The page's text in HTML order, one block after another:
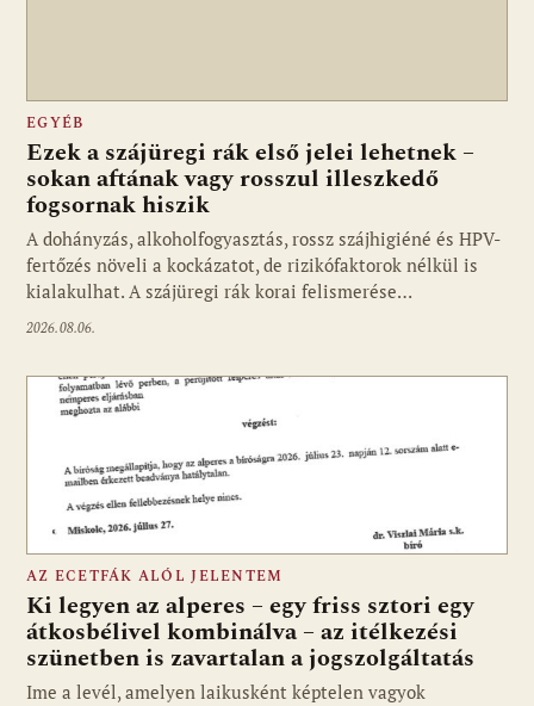
EGYÉB
Ezek a szájüregi rák első jelei lehetnek –
sokan aftának vagy rosszul illeszkedő
fogsornak hiszik
A dohányzás, alkoholfogyasztás, rossz szájhigiéné és HPV-
fertőzés növeli a kockázatot, de rizikófaktorok nélkül is
kialakulhat. A szájüregi rák korai felismerése…
2026.08.06.
AZ ECETFÁK ALÓL JELENTEM
Ki legyen az alperes – egy friss sztori egy
átkosbélivel kombinálva – az itélkezési
szünetben is zavartalan a jogszolgáltatás
Ime a levél, amelyen laikusként képtelen vagyok